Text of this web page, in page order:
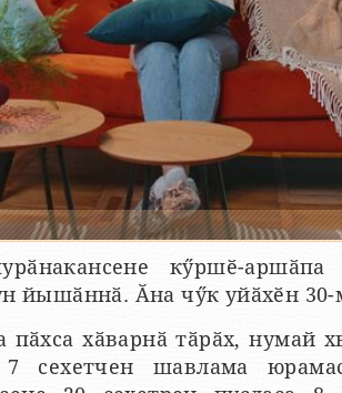
кӳршӗ-аршӑпа
йышӑннӑ. Ӑна чӳк уйӑхӗн
пӑхса хӑварнӑ тӑрӑх, нумай
7 сехетчен шавлама